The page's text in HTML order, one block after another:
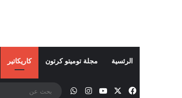
الرئسية مجلة توميتو كرتون كاريكاتير
فيسبوك ‫YouTube
انستقرامواتساب